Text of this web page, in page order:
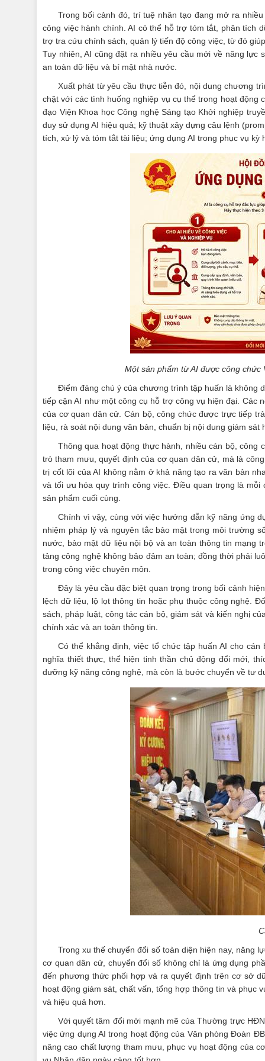
Trong bối cảnh đó, trí tuệ nhân tạo đang mở ra
công việc hành chính. AI có thể hỗ trợ tóm tắt, phân tích
trợ tra cứu chính sách, quản lý tiến độ công việc, từ đó
Tuy nhiên, AI cũng đặt ra nhiều yêu cầu mới về năng
an toàn dữ liệu và bí mật nhà nước.
Xuất phát từ yêu cầu thực tiễn đó, nội dung chương
chặt với các tình huống nghiệp vụ cụ thể trong hoạt
đạo Viện Khoa học Công nghệ Sáng tạo Khởi nghiệp
duy sử dụng AI hiệu quả; kỹ thuật xây dựng câu lệnh
tích, xử lý và tóm tắt tài liệu; ứng dụng AI trong phục vụ kỳ
Một sản phẩm từ AI được công
Điểm đáng chú ý của chương trình tập huấn là không
tiếp cận AI như một công cụ hỗ trợ công vụ hiện đại.
của cơ quan dân cử. Cán bộ, công chức được trực tiếp
liệu, rà soát nội dung văn bản, chuẩn bị nội dung giám
Thông qua hoạt động thực hành, nhiều cán bộ, công
trò tham mưu, quyết định của cơ quan dân cử, mà là
trị cốt lõi của AI không nằm ở khả năng tạo ra văn bản
và tối ưu hóa quy trình công việc. Điều quan trọng là
sản phẩm cuối cùng.
Chính vì vậy, cùng với việc hướng dẫn kỹ năng ứng
nhiệm pháp lý và nguyên tắc bảo mật trong môi trường
nước, bảo mật dữ liệu nội bộ và an toàn thông tin mạng
tảng công nghệ không bảo đảm an toàn; đồng thời phải
trong công việc chuyên môn.
Đây là yêu cầu đặc biệt quan trọng trong bối cảnh
lệch dữ liệu, lộ lọt thông tin hoặc phụ thuộc công nghệ.
sách, pháp luật, công tác cán bộ, giám sát và kiến nghị
chính xác và an toàn thông tin.
Có thể khẳng định, việc tổ chức tập huấn AI cho
nghĩa thiết thực, thể hiện tinh thần chủ động đổi mới,
dưỡng kỹ năng công nghệ, mà còn là bước chuyển về tư
Trong xu thế chuyển đổi số toàn diện hiện nay, năng
cơ quan dân cử, chuyển đổi số không chỉ là ứng dụng
đến phương thức phối hợp và ra quyết định trên cơ sở
hoạt động giám sát, chất vấn, tổng hợp thông tin và phục
và hiệu quả hơn.
Với quyết tâm đổi mới mạnh mẽ của Thường trực
việc ứng dụng AI trong hoạt động của Văn phòng Đoàn
nâng cao chất lượng tham mưu, phục vụ hoạt động của